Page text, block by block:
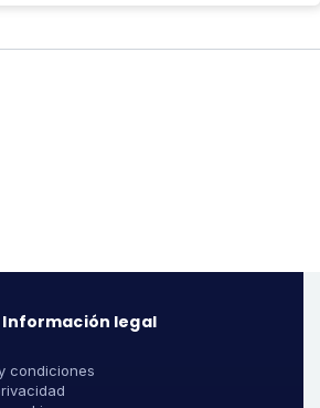
Información legal
condiciones